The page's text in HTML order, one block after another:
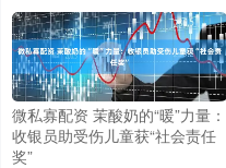
微私寡配资 茉酸奶的“暖”力量：
收银员助受伤儿童获“社会责任
奖”